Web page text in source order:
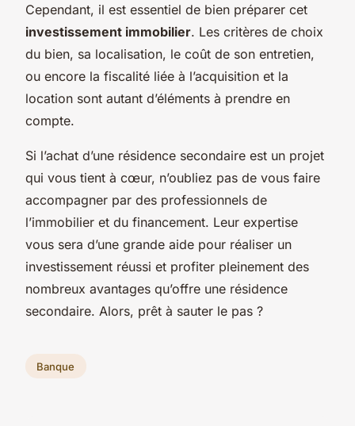
Cependant, il est essentiel de bien préparer cet
investissement immobilier. Les critères de choix
du bien, sa localisation, le coût de son entretien,
ou encore la fiscalité liée à l’acquisition et la
location sont autant d’éléments à prendre en
compte.
Si l’achat d’une résidence secondaire est un projet
qui vous tient à cœur, n’oubliez pas de vous faire
accompagner par des professionnels de
l’immobilier et du financement. Leur expertise
vous sera d’une grande aide pour réaliser un
investissement réussi et profiter pleinement des
nombreux avantages qu’offre une résidence
secondaire. Alors, prêt à sauter le pas ?
Banque